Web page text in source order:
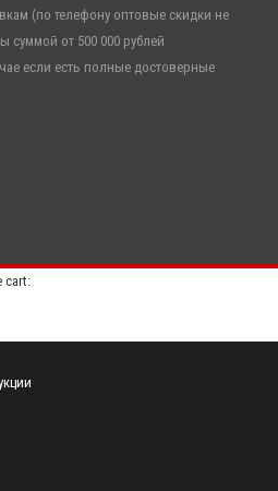
(по телефону оптовые скидки не
суммой от 500 000 рублей
если есть полные достоверные
cart: